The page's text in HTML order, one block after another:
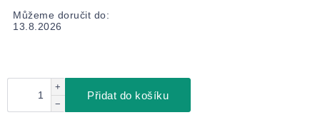
Můžeme doručit do:
13.8.2026
+
−
Přidat do košíku